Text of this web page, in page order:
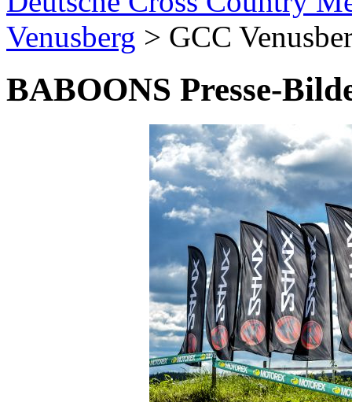
Venusberg > GCC
BABOONS Presse-